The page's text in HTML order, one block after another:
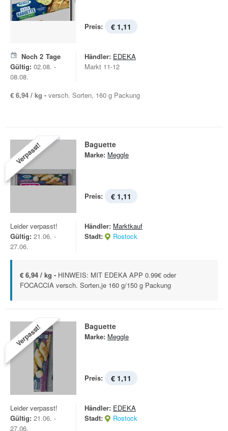
Preis: € 1,11
Noch 2 Tage
Gültig: 02.08. -
08.08.
Händler: EDEKA
Markt 11-12
€ 6,94 / kg - versch. Sorten, 160 g Packung
Verpasst! Baguette
Marke: Meggle
Preis: € 1,11
Leider verpasst!
Gültig: 21.06. -
27.06.
Händler: Marktkauf
Stadt:
Rostock
€ 6,94 / kg - HINWEIS: MIT EDEKA APP 0.99€ oder
FOCACCIA versch. Sorten,je 160 g/150 g Packung
Verpasst! Baguette
Marke: Meggle
Preis: € 1,11
Leider verpasst!
Gültig: 21.06. -
27.06.
Händler: EDEKA
Stadt:
Rostock